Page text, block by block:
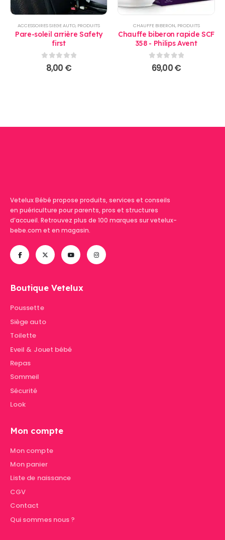
ACCESSOIRES SIEGE AUTO, PRODUITS
Pare-soleil arrière Safety
first
sur 5
8,00 €
CHAUFFE BIBERON, PRODUITS
Chauffe biberon rapide SCF
358 - Philips Avent
0sur 5
69,00€
Vetelux Bébé propose produits, services et conseils
en puériculture pour parents, pros et structures
d’accueil. Retrouvez plus de 100 marques sur vetelux-
bebe.com et en magasin.
Boutique Vetelux
Poussette
Siège auto
Toilette
Eveil & Jouet bébé
Repas
Sommeil
Sécurité
Look
Mon compte
Mon compte
Mon panier
Liste de naissance
CGV
Contact
Qui sommes nous ?